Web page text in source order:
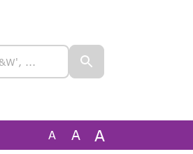
A A A